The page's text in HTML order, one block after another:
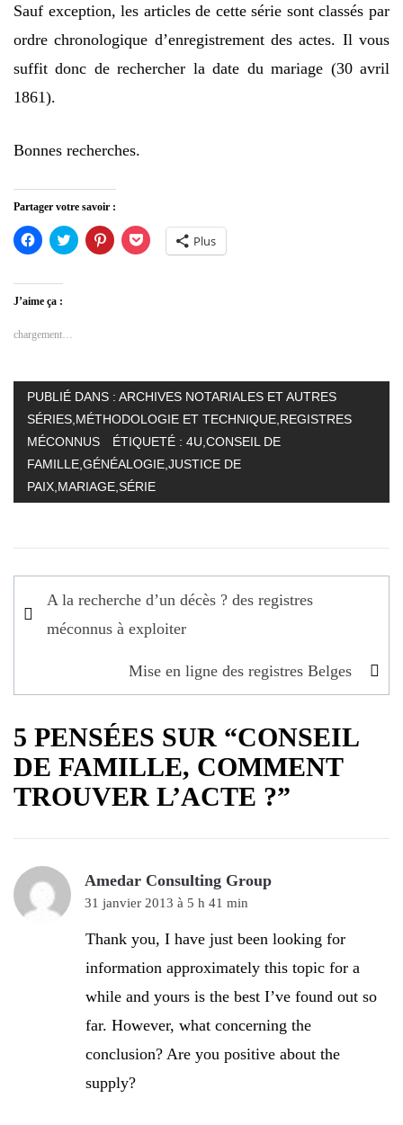
Sauf exception, les articles de cette série sont classés par
ordre chronologique d’enregistrement des actes. Il vous
suffit donc de rechercher la date du mariage (30 avril
1861).
Bonnes recherches.
Partager votre savoir :
Cliquez
pour
Facebook(ouvre
dans
une
fenêtre)
Cliquez
pour
Cliquez
pour
Cliquez
pour
partager
Plus
J’aime ça :
chargement…
PUBLIÉ DANS : ARCHIVES NOTARIALES ET AUTRES
SÉRIES MÉTHODOLOGIE ET TECHNIQUE REGISTRES
MÉCONNUS
ÉTIQUETÉ : 4U CONSEIL DE
FAMILLE GÉNÉALOGIE JUSTICE DE
PAIX MARIAGE SÉRIE
Navigation
de
A la recherche d’un décès ? des registres
méconnus à exploiter
Mise en ligne des registres Belges
5 PENSÉES SUR “CONSEIL
DE FAMILLE, COMMENT
TROUVER L’ACTE ?”
Amedar Consulting Group
31 janvier 2013 à 5 h 41 min
Thank you, I have just been looking for
information approximately this topic for a
while and yours is the best I’ve found out so
far. However, what concerning the
conclusion? Are you positive about the
supply?